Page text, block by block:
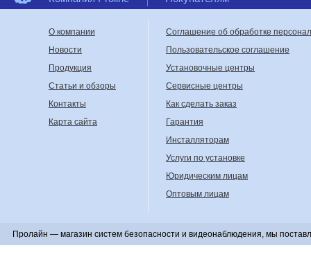
О компании
Новости
Продукция
Статьи и обзоры
Контакты
Карта сайта
Соглашение об обработке
Пользовательское соглашение
Установочные центры
Сервисные центры
Как сделать заказ
Гарантия
Инсталляторам
Услуги по установке
Юридическим лицам
Оптовым лицам
Пролайн — магазин систем безопасности и видеонаблюдения, мы